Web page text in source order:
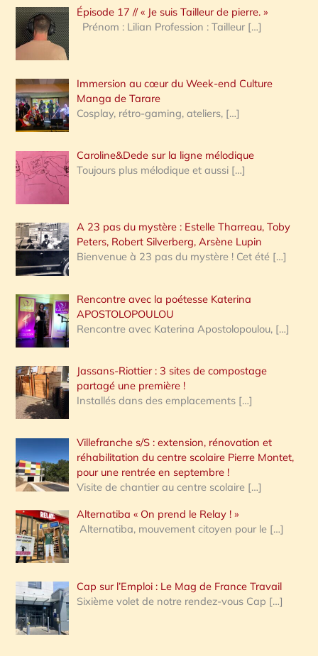
h
e
:
Épisode 17 // « Je suis Tailleur de pierre. »
Prénom : Lilian Profession : Tailleur […]
Immersion au cœur du Week-end Culture
Manga de Tarare
Cosplay, rétro-gaming, ateliers, […]
Caroline&Dede sur la ligne mélodique
Toujours plus mélodique et aussi […]
A 23 pas du mystère : Estelle Tharreau, Toby
Peters, Robert Silverberg, Arsène Lupin
Bienvenue à 23 pas du mystère ! Cet été […]
Rencontre avec la poétesse Katerina
APOSTOLOPOULOU
Rencontre avec Katerina Apostolopoulou, […]
Jassans-Riottier : 3 sites de compostage
partagé une première !
Installés dans des emplacements […]
Villefranche s/S : extension, rénovation et
réhabilitation du centre scolaire Pierre Montet,
pour une rentrée en septembre !
Visite de chantier au centre scolaire […]
Alternatiba « On prend le Relay ! »
Alternatiba, mouvement citoyen pour le […]
Cap sur l’Emploi : Le Mag de France Travail
Sixième volet de notre rendez-vous Cap […]